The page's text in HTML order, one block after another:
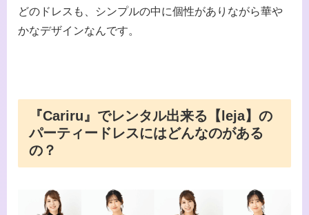
どのドレスも、シンプルの中に個性がありながら華や
かなデザインなんです。
『Cariru』でレンタル出来る【leja】の
パーティードレスにはどんなのがある
の？